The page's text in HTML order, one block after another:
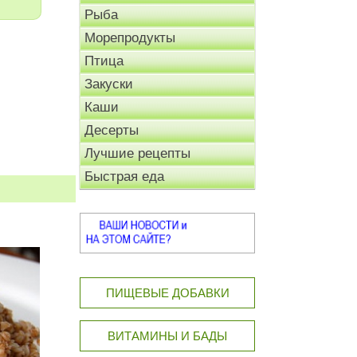
Рыба
Морепродукты
Птица
Закуски
Каши
Десерты
Лучшие рецепты
Быстрая еда
ПИЩЕВЫЕ ДОБАВКИ
ВИТАМИНЫ И БАДЫ